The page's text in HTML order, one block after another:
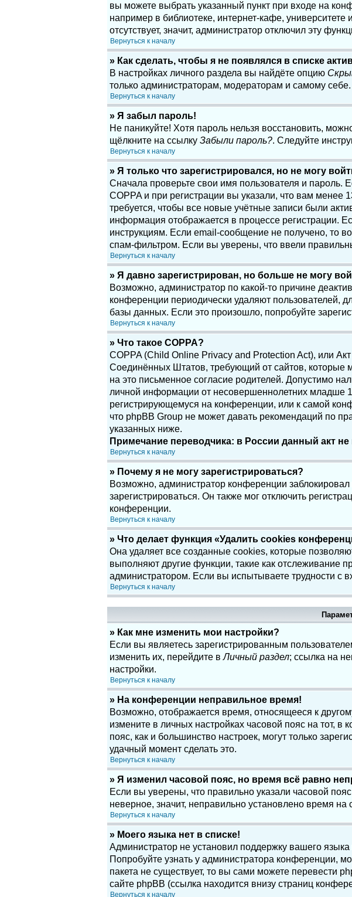
вы можете выбрать указанный пункт при входе на
например в библиотеке, интернет-кафе, университете
отсутствует, значит, администратор отключил эту
Вернуться к началу
» Как сделать, чтобы я не появлялся в списке
В настройках личного раздела вы найдёте опцию
только администраторам, модераторам и самому
Вернуться к началу
» Я забыл пароль!
Не паникуйте! Хотя пароль нельзя восстановить,
щёлкните на ссылку Забыли пароль?. Следуйте
Вернуться к началу
» Я только что зарегистрировался, но не могу
Сначала проверьте свои имя пользователя и
COPPA и при регистрации вы указали, что вам менее
требуется, чтобы все новые учётные записи были
информация отображается в процессе регистрации.
инструкциям. Если email-сообщение не получено, то
спам-фильтром. Если вы уверены, что ввели
Вернуться к началу
» Я давно зарегистрирован, но больше не могу
Возможно, администратор по какой-то причине
конференции периодически удаляют пользователей,
базы данных. Если это произошло, попробуйте
Вернуться к началу
» Что такое COPPA?
COPPA (Child Online Privacy and Protection Act), или
Соединённых Штатов, требующий от сайтов, которые
на это письменное согласие родителей. Допустимо
личной информации от несовершеннолетних младше
регистрирующемуся на конференции, или к самой
что phpBB Group не может давать рекомендаций по
указанных ниже.
Примечание переводчика: в России данный акт
Вернуться к началу
» Почему я не могу зарегистрироваться?
Возможно, администратор конференции
зарегистрироваться. Он также мог отключить
конференции.
Вернуться к началу
» Что делает функция «Удалить cookies
Она удаляет все созданные cookies, которые
выполняют другие функции, такие как отслеживание
администратором. Если вы испытываете трудности с
Вернуться к началу
» Как мне изменить мои настройки?
Если вы являетесь зарегистрированным
изменить их, перейдите вЛичный раздел; ссылка на
настройки.
Вернуться к началу
» На конференции неправильное время!
Возможно, отображается время, относящееся к
измените в личных настройках часовой пояс на тот, в
пояс, как и большинство настроек, могут только
удачный момент сделать это.
Вернуться к началу
» Я изменил часовой пояс, но время всё равно
Если вы уверены, что правильно указали часовой
неверное, значит, неправильно установлено время
Вернуться к началу
» Моего языка нет в списке!
Администратор не установил поддержку вашего
Попробуйте узнать у администратора конференции,
пакета не существует, то вы сами можете перевести
сайте phpBB (ссылка находится внизу страниц
Вернуться к началу